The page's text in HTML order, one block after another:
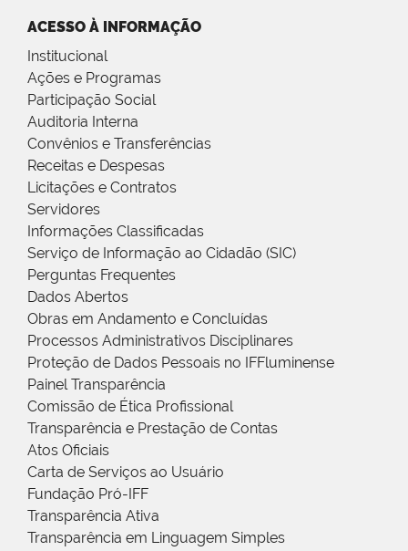
ACESSO À INFORMAÇÃO
Institucional
Ações e Programas
Participação Social
Auditoria Interna
Convênios e Transferências
Receitas e Despesas
Licitações e Contratos
Servidores
Informações Classificadas
Serviço de Informação ao Cidadão (SIC)
Perguntas Frequentes
Dados Abertos
Obras em Andamento e Concluídas
Processos Administrativos Disciplinares
Proteção de Dados Pessoais no IFFluminense
Painel Transparência
Comissão de Ética Profissional
Transparência e Prestação de Contas
Atos Oficiais
Carta de Serviços ao Usuário
Fundação Pró-IFF
Transparência Ativa
Transparência em Linguagem Simples